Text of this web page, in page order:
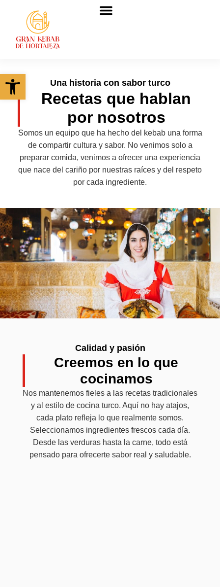
Abrir barra de herramientasUna historia con sabor turco
Recetas que hablan
por nosotros
Somos un equipo que ha hecho del kebab una forma
de compartir cultura y sabor. No venimos solo a
preparar comida, venimos a ofrecer una experiencia
que nace del cariño por nuestras raíces y del respeto
por cada ingrediente.
Calidad y pasión
Creemos en lo que
cocinamos
Nos mantenemos fieles a las recetas tradicionales
y al estilo de cocina turco. Aquí no hay atajos,
cada plato refleja lo que realmente somos.
Seleccionamos ingredientes frescos cada día.
Desde las verduras hasta la carne, todo está
pensado para ofrecerte sabor real y saludable.